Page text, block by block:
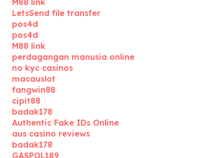
LetsSend file transfer
pos4d
pos4d
M88 link
perdagangan manusia online
no kyc casinos
macauslot
fangwin88
cipit88
badak178
Authentic Fake IDs Online
aus casino reviews
badak178
GASPOL189